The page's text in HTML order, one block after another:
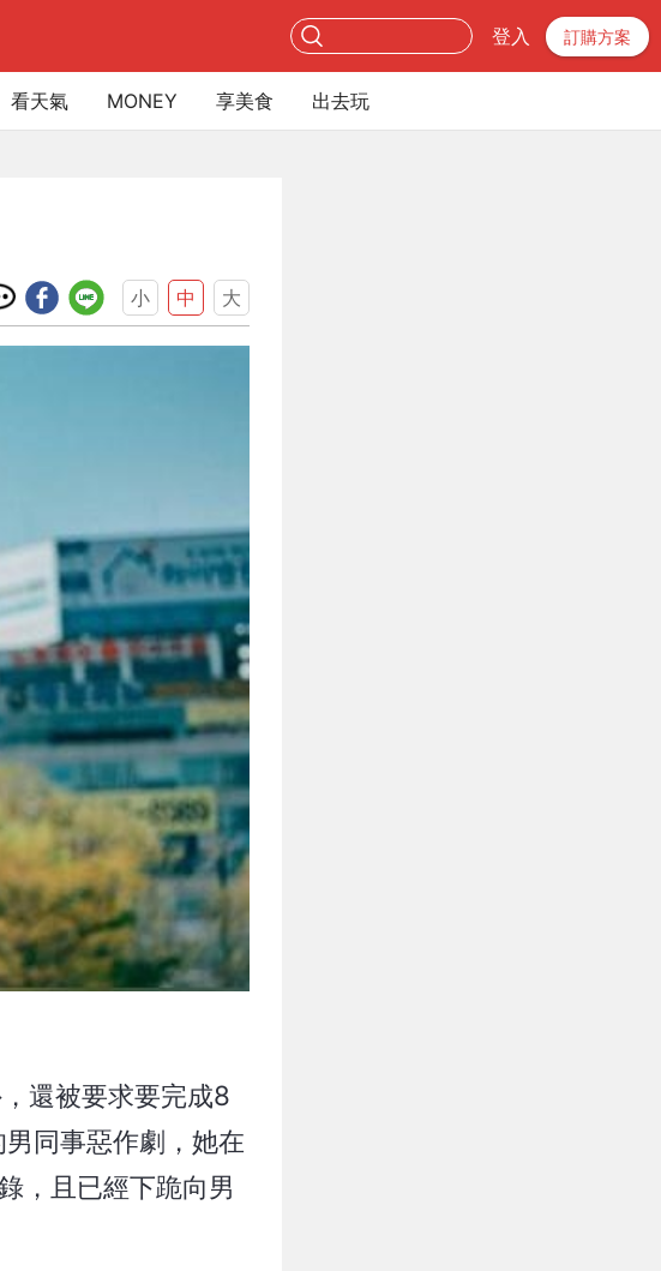
登入 訂購方案
看天氣 MONEY 享美食 出去玩
小 中 大
還被要求要完成8
同事惡作劇，她在
，且已經下跪向男